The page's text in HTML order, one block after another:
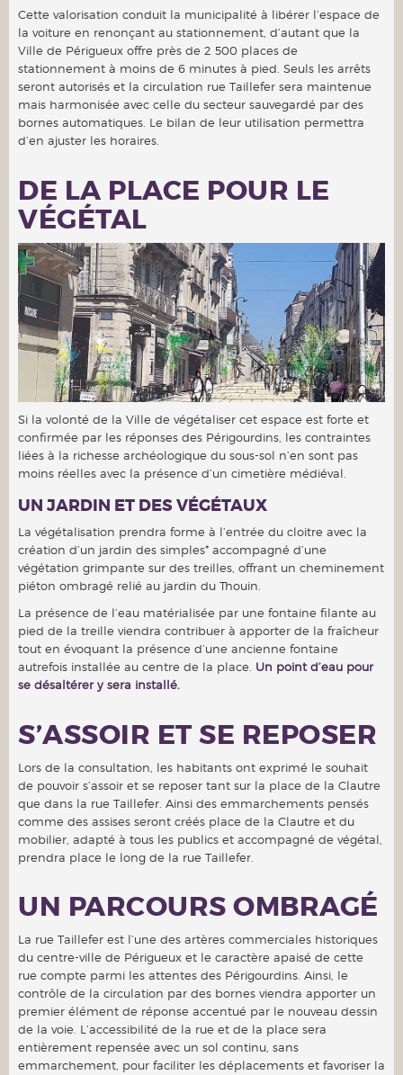
Cette valorisation conduit la municipalité à libérer l’espace de
la voiture en renonçant au stationnement, d’autant que la
Ville de Périgueux offre près de 2 500 places de
stationnement à moins de 6 minutes à pied. Seuls les arrêts
seront autorisés et la circulation rue Taillefer sera maintenue
mais harmonisée avec celle du secteur sauvegardé par des
bornes automatiques. Le bilan de leur utilisation permettra
d’en ajuster les horaires.
DE LA PLACE POUR LE
VÉGÉTAL
Si la volonté de la Ville de végétaliser cet espace est forte et
confirmée par les réponses des Périgourdins, les contraintes
liées à la richesse archéologique du sous-sol n’en sont pas
moins réelles avec la présence d’un cimetière médiéval.
UN JARDIN ET DES VÉGÉTAUX
La végétalisation prendra forme à l’entrée du cloitre avec la
création d’un jardin des simples* accompagné d’une
végétation grimpante sur des treilles, offrant un cheminement
piéton ombragé relié au jardin du Thouin.
La présence de l’eau matérialisée par une fontaine filante au
pied de la treille viendra contribuer à apporter de la fraîcheur
tout en évoquant la présence d’une ancienne fontaine
autrefois installée au centre de la place. Un point d’eau pour
se désaltérer y sera installé.
S’ASSOIR ET SE REPOSER
Lors de la consultation, les habitants ont exprimé le souhait
de pouvoir s’assoir et se reposer tant sur la place de la Clautre
que dans la rue Taillefer. Ainsi des emmarchements pensés
comme des assises seront créés place de la Clautre et du
mobilier, adapté à tous les publics et accompagné de végétal,
prendra place le long de la rue Taillefer.
UN PARCOURS OMBRAGÉ
La rue Taillefer est l’une des artères commerciales historiques
du centre-ville de Périgueux et le caractère apaisé de cette
rue compte parmi les attentes des Périgourdins. Ainsi, le
contrôle de la circulation par des bornes viendra apporter un
premier élément de réponse accentué par le nouveau dessin
de la voie. L’accessibilité de la rue et de la place sera
entièrement repensée avec un sol continu, sans
emmarchement, pour faciliter les déplacements et favoriser la